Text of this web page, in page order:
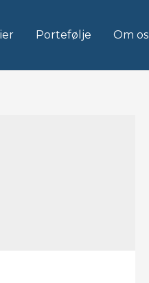
Portefølje Om os